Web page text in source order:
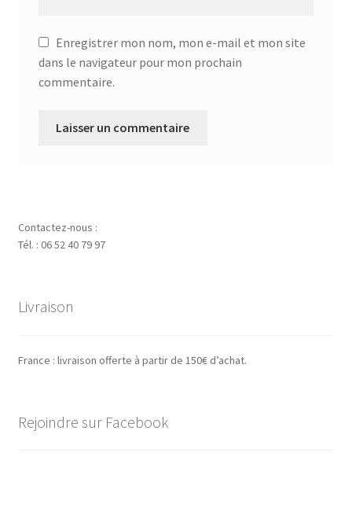
Enregistrer mon nom, mon e-mail et mon site
dans le navigateur pour mon prochain
commentaire.
Contactez-nous :
Tél. : 06 52 40 79 97
Livraison
France : livraison offerte à partir de 150€ d’achat.
Rejoindre sur Facebook